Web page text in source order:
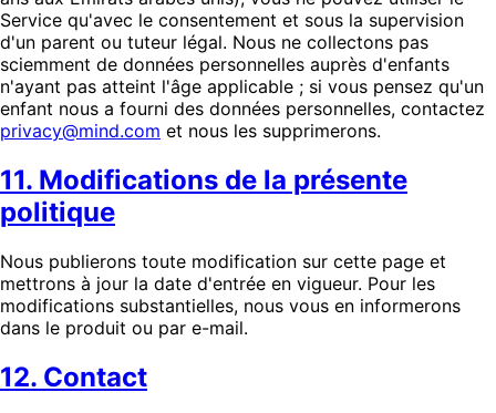
Service qu'avec le consentement et sous la supervision
d'un parent ou tuteur légal. Nous ne collectons pas
sciemment de données personnelles auprès d'enfants
n'ayant pas atteint l'âge applicable ; si vous pensez qu'un
enfant nous a fourni des données personnelles, contactez
privacy@mind.com et nous les supprimerons.
11. Modifications de la présente
politique
Nous publierons toute modification sur cette page et
mettrons à jour la date d'entrée en vigueur. Pour les
modifications substantielles, nous vous en informerons
dans le produit ou par e-mail.
12. Contact